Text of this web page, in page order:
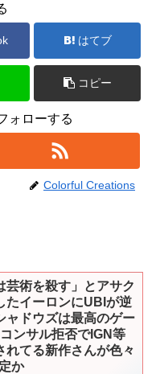
はてブ
コピー
ォローする
Colorful Creations
芸術を殺す」とアサク
たイーロンにUBIが逆
ャドウズは最高のゲー
ンサル拒否でIGN等
れてる新作さんが色々
か